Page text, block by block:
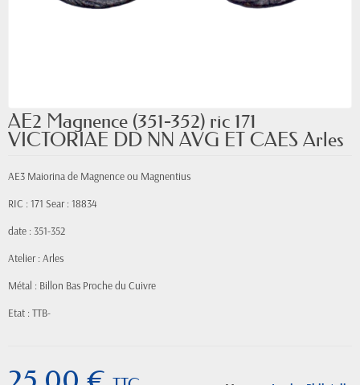
AE2 Magnence (351-352) ric 171
VICTORIAE DD NN AVG ET CAES Arles
AE3 Maiorina de Magnence ou Magnentius
RIC : 171 Sear : 18834
date : 351-352
Atelier : Arles
Métal : Billon Bas Proche du Cuivre
Etat : TTB-